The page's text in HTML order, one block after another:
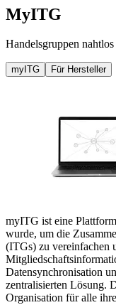
MyITG
Handelsgruppen
myITG Für Hersteller
myITG ist eine
wurde, um die
(ITGs) zu vereinfachen
Datensynchronisation
zentralisierten Lösung.
Organisation für alle